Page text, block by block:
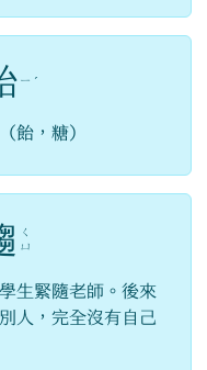
ㄧ ˊ
飴，糖）
ㄑ
ㄩ
生緊隨老師。後來
人，完全沒有自己